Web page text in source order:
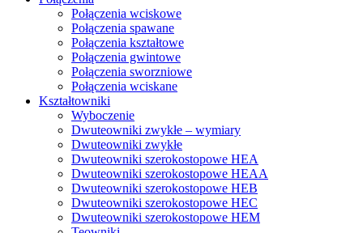
Połączenia wciskowe
Połączenia spawane
Połączenia kształtowe
Połączenia gwintowe
Połączenia sworzniowe
Połączenia wciskane
Kształtowniki
Wyboczenie
Dwuteowniki zwykłe – wymiary
Dwuteowniki zwykłe
Dwuteowniki szerokostopowe HEA
Dwuteowniki szerokostopowe HEAA
Dwuteowniki szerokostopowe HEB
Dwuteowniki szerokostopowe HEC
Dwuteowniki szerokostopowe HEM